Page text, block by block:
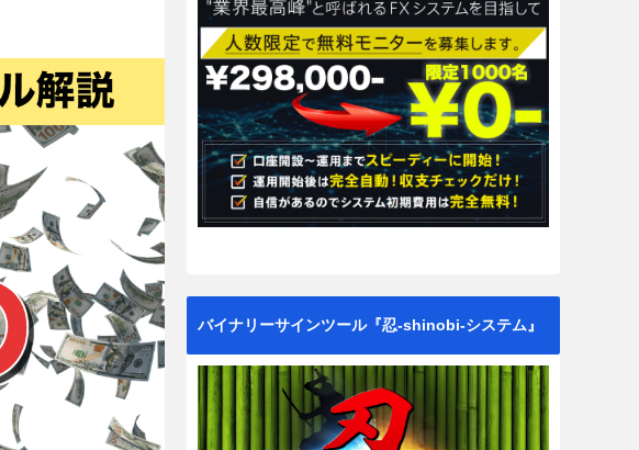
バイナリーサインツール『忍-shinobi-システム』